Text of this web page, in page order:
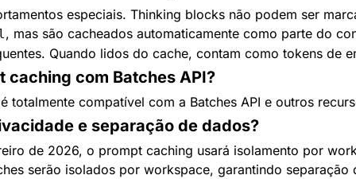
especiais. Thinking blocks não podem ser
, mas são cacheados automaticamente como parte do
Quando lidos do cache, contam como tokens de
caching com Batches API?
totalmente compatível com a Batches API e outros
e separação de dados?
de 2026, o prompt caching usará isolamento por
serão isolados por workspace, garantindo separação